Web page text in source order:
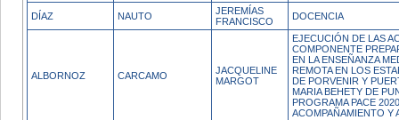
DÍAZ NAUTO
JEREMÍAS
FRANCISCO
DOCENCIA
ALBORNOZ CARCAMO
JACQUELINE
MARGOT
EJECUCIÓN DE LAS
COMPONENTE
EN LA ENSEÑANZA
REMOTA EN LOS
DE PORVENIR Y
MARIA BEHETY DE
PROGRAMA PACE
ACOMPAÑAMIENTO Y